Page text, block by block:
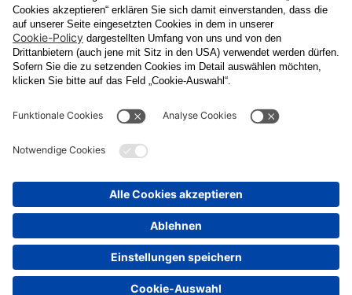
Name undE-Mail-Adressefür personalisierte Zusendungen per E-
Mail, die Informationen über Events und das
Veranstaltungsprogramm vom Congress Center Baden
enthalten, von der "CCB" Congress Center Baden
Betriebsgesellschaft m.b.H. verarbeitet werden.
Die Verarbeitung meiner Daten erfolgt entsprechend der
Datenschutzerklärung der Casinos Austria Aktiengesellschaft und
unterwww.casinos.at/datenschutzabrufen und einsehen kann. Die
Einwilligung kann ich jederzeit postalisch an "CCB" Congress
2500 Baden, per E-Mail an
datenschutz@cal.at
oder in jeder elektronischen Zusendung
Senden